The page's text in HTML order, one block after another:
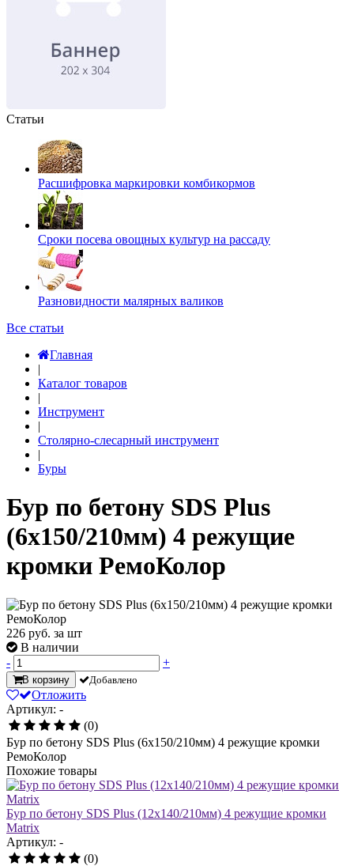
Статьи
Расшифровка маркировки комбикормов
Сроки посева овощных культур на рассаду
Разновидности малярных валиков
Все статьи
Главная
|
Каталог товаров
|
Инструмент
|
Столярно-слесарный инструмент
|
Буры
Бур по бетону SDS Plus
(6х150/210мм) 4 режущие
кромки РемоКолор
226 руб. за шт
В наличии
-
+
В корзину Добавлено
Отложить
Артикул: -
(0)
Бур по бетону SDS Plus (6х150/210мм) 4 режущие кромки
РемоКолор
Похожие товары
Бур по бетону SDS Plus (12х140/210мм) 4 режущие кромки
Matrix
Артикул: -
(0)